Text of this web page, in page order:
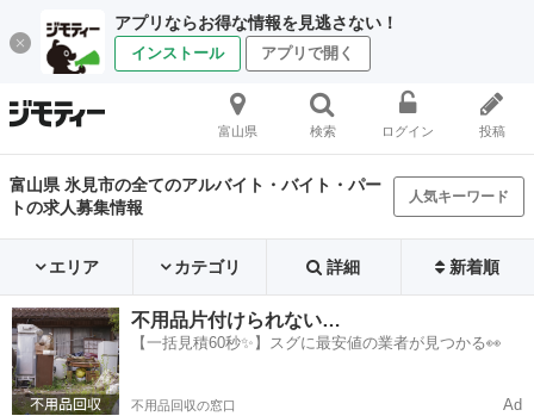
アプリならお得な情報を見逃さない！
インストール アプリで開く
富山県 検索 ログイン 投稿
富山県 氷見市の全てのアルバイト・バイト・パー
トの求人募集情報
人気キーワード
エリア カテゴリ 詳細 新着順
不用品片付けられない…
【一括見積60秒✨】スグに最安値の業者が見つかる👀
不用品回収の窓口 Ad